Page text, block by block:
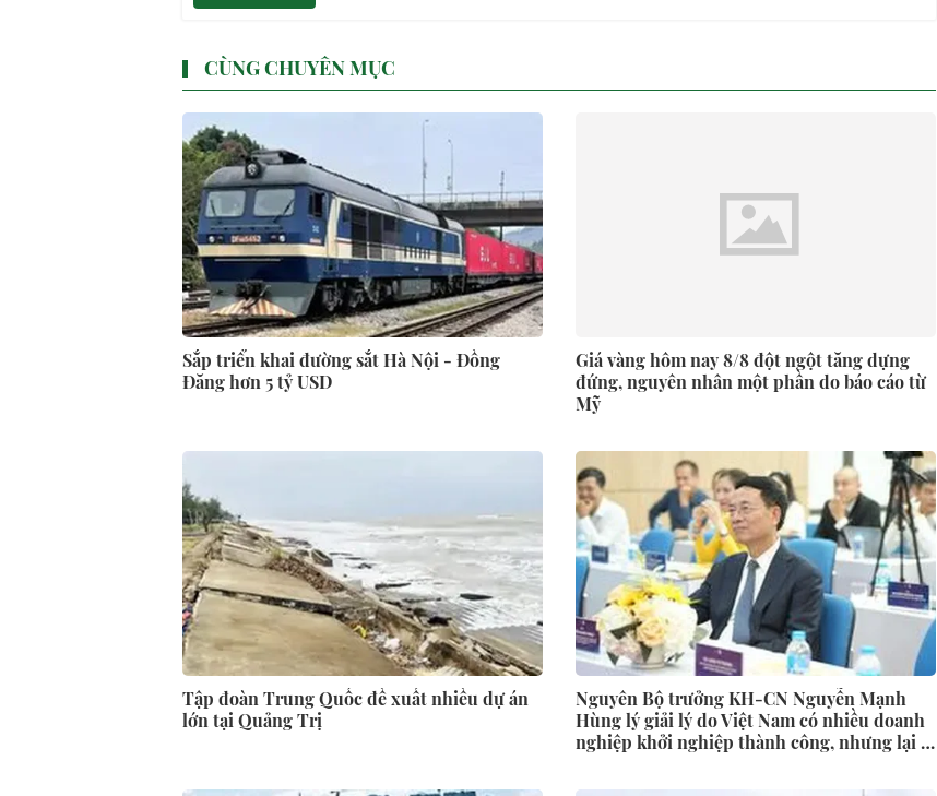
CÙNG CHUYÊN MỤC
Sắp triển khai đường sắt Hà Nội - Đồng
Đăng hơn 5 tỷ USD
Giá vàng hôm nay 8/8 đột ngột tăng dựng
đứng, nguyên nhân một phần do báo cáo từ
Mỹ
Tập đoàn Trung Quốc đề xuất nhiều dự án
lớn tại Quảng Trị
Nguyên Bộ trưởng KH-CN Nguyễn Mạnh
Hùng lý giải lý do Việt Nam có nhiều doanh
nghiệp khởi nghiệp thành công, nhưng lại ít